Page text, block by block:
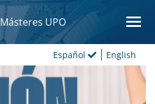
Másteres UPO
English
Español